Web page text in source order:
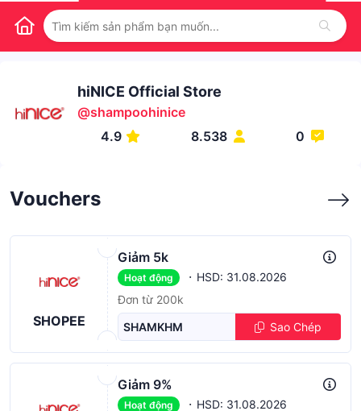
hiNICE Official Store
@shampoohinice
4.9
8.538 0
Vouchers
SHOPEE
Giảm 5k
Hoạt động · HSD: 31.08.2026
Đơn từ 200k
SHAMKHM
Sao Chép
Giảm 9%
Hoạt động · HSD: 31.08.2026